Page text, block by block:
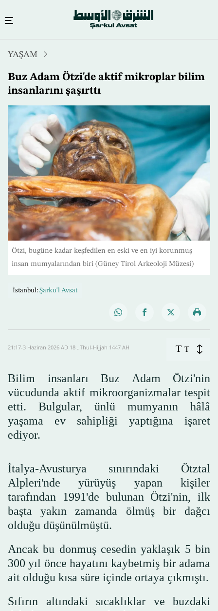
içeriğe
atla
YAŞAM
Buz Adam Ötzi'de aktif mikroplar bilim
insanlarını şaşırttı
Ötzi, bugüne kadar keşfedilen en eski ve en iyi korunmuş
insan mumyalarından biri (Güney Tirol Arkeoloji Müzesi)
İstanbul: Şarku'l Avsat
21:17-3 Haziran 2026 AD ـ 18 Thul-Hijjah 1447 AH T T
Bilim insanları Buz Adam Ötzi'nin
vücudunda aktif mikroorganizmalar tespit
etti. Bulgular, ünlü mumyanın hâlâ
yaşama ev sahipliği yaptığına işaret
ediyor.
İtalya-Avusturya sınırındaki Ötztal
Alpleri'nde yürüyüş yapan kişiler
tarafından 1991'de bulunan Ötzi'nin, ilk
başta yakın zamanda ölmüş bir dağcı
olduğu düşünülmüştü.
Ancak bu donmuş cesedin yaklaşık 5 bin
300 yıl önce hayatını kaybetmiş bir adama
ait olduğu kısa süre içinde ortaya çıkmıştı.
Sıfırın altındaki sıcaklıklar ve buzdaki